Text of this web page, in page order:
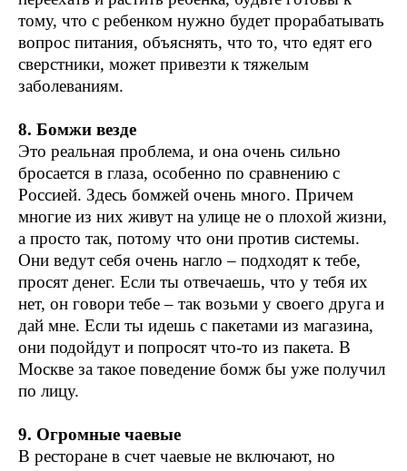
тому, что с ребенком нужно будет прорабатывать
вопрос питания, объяснять, что то, что едят его
сверстники, может привезти к тяжелым
заболеваниям.
8. Бомжи везде
Это реальная проблема, и она очень сильно
бросается в глаза, особенно по сравнению с
Россией. Здесь бомжей очень много. Причем
многие из них живут на улице не о плохой жизни,
а просто так, потому что они против системы.
Они ведут себя очень нагло – подходят к тебе,
просят денег. Если ты отвечаешь, что у тебя их
нет, он говори тебе – так возьми у своего друга и
дай мне. Если ты идешь с пакетами из магазина,
они подойдут и попросят что-то из пакета. В
Москве за такое поведение бомж бы уже получил
по лицу.
9. Огромные чаевые
В ресторане в счет чаевые не включают, но